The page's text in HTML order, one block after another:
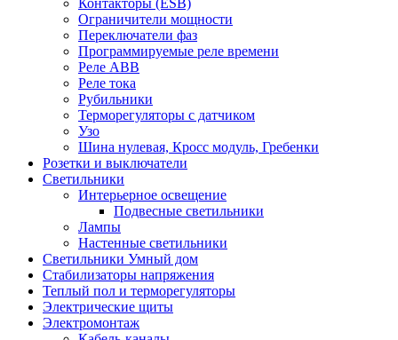
Контакторы (ESB)
Ограничители мощности
Переключатели фаз
Программируемые реле времени
Реле ABB
Реле тока
Рубильники
Терморегуляторы с датчиком
Узо
Шина нулевая, Кросс модуль, Гребенки
Розетки и выключатели
Светильники
Интерьерное освещение
Подвесные светильники
Лампы
Настенные светильники
Светильники Умный дом
Стабилизаторы напряжения
Теплый пол и терморегуляторы
Электрические щиты
Электромонтаж